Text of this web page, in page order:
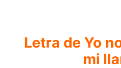
Letra de Yo
mi